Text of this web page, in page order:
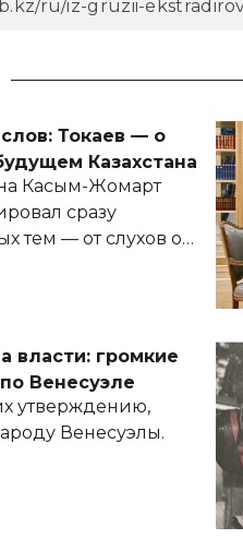
Токаев — о
Казахстана
Касым-Жомарт
сразу
тем — от слухов о
здоровья.
власти: громкие
Венесуэле
утверждению,
Венесуэлы.